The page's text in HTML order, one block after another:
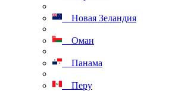
Новая Зеландия
Оман
Панама
Перу